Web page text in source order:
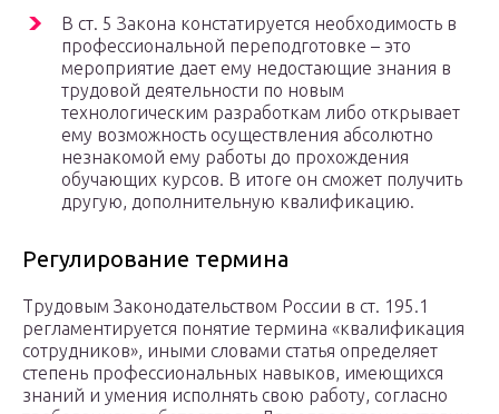
В ст. 5 Закона констатируется необходимость в
профессиональной переподготовке – это
мероприятие дает ему недостающие знания в
трудовой деятельности по новым
технологическим разработкам либо открывает
ему возможность осуществления абсолютно
незнакомой ему работы до прохождения
обучающих курсов. В итоге он сможет получить
другую, дополнительную квалификацию.
Регулирование термина
Трудовым Законодательством России в ст. 195.1
регламентируется понятие термина «квалификация
сотрудников», иными словами статья определяет
степень профессиональных навыков, имеющихся
знаний и умения исполнять свою работу, согласно